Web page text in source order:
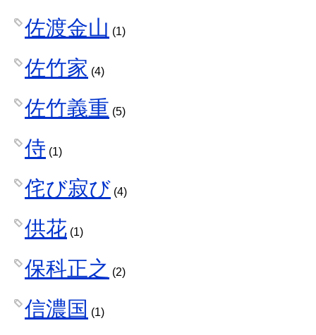
佐渡金山 (1)
佐竹家 (4)
佐竹義重 (5)
侍 (1)
侘び寂び (4)
供花 (1)
保科正之 (2)
信濃国 (1)